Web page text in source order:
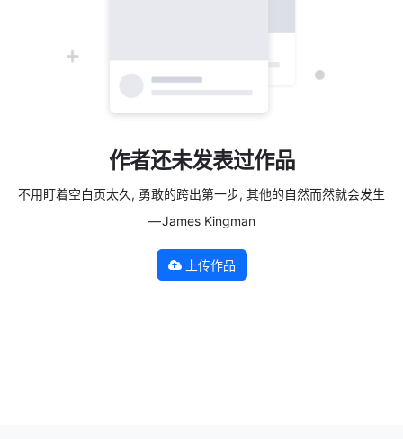
作者还未发表过作品
不用盯着空白页太久, 勇敢的跨出第一步, 其他的自然而然就会发生
— James Kingman
上传作品